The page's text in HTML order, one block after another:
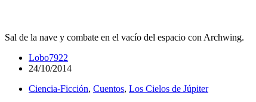
Sal de la nave y combate en el vacío del espacio con Archwing.
Lobo7922
24/10/2014
Ciencia-Ficción, Cuentos, Los Cielos de Júpiter